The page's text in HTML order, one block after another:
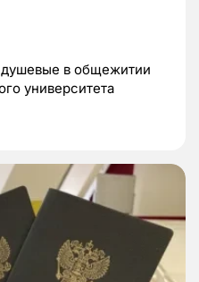
душевые в общежитии
университета